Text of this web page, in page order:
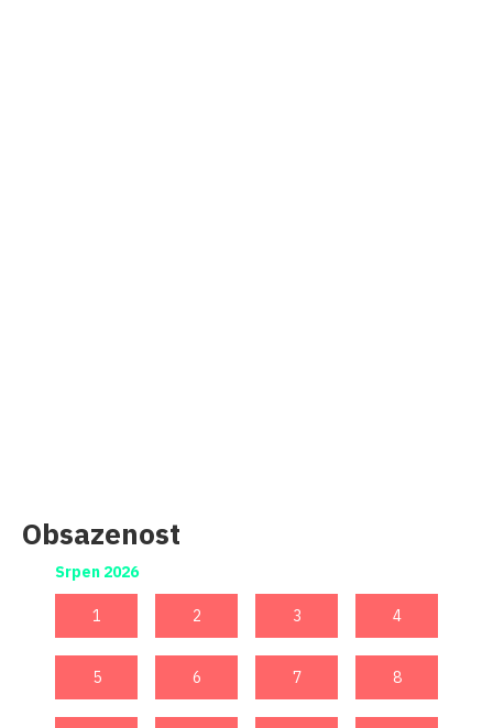
Obsazenost
Srpen 2026
1 2 3 4
5 6 7 8